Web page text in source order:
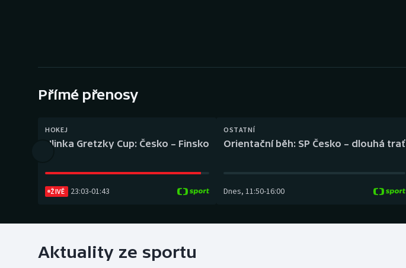
Gymnastika Plážový volejbal
Přímé přenosy
HOKEJ
Hlinka Gretzky Cup: Česko – Finsko
ŽIVĚ 23:03-01:43
OSTATNÍ
Orientační běh: SP Česko – dlouhá trať
Dnes, 11:50-16:00
Aktuality ze sportu